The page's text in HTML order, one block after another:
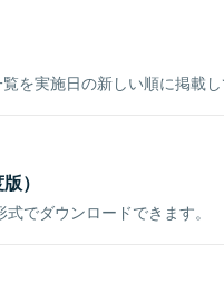
を実施日の新しい順に掲載し
）
でダウンロードできます。